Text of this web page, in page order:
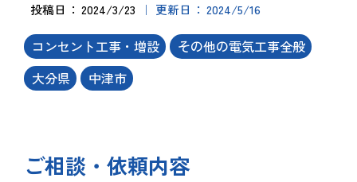
投稿日 2024/3/23 更新日 2024/5/16
コンセント工事・増設
その他の電気工事全般
大分県
中津市
ご相談・依頼内容